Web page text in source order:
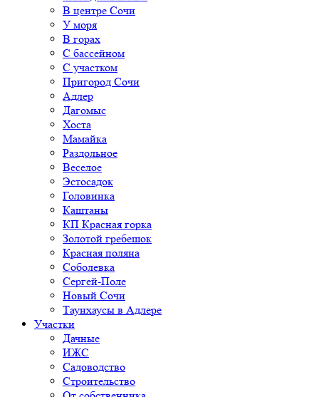
В центре Сочи
У моря
В горах
С бассейном
С участком
Пригород Сочи
Адлер
Дагомыс
Хоста
Мамайка
Раздольное
Веселое
Эстосадок
Головинка
Каштаны
КП Красная горка
Золотой гребешок
Красная поляна
Соболевка
Сергей-Поле
Новый Сочи
Таунхаусы в Адлере
Участки
Дачные
ИЖС
Садоводство
Строительство